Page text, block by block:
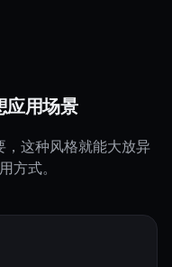
应用场景
，这种风格就能大放异
方式。